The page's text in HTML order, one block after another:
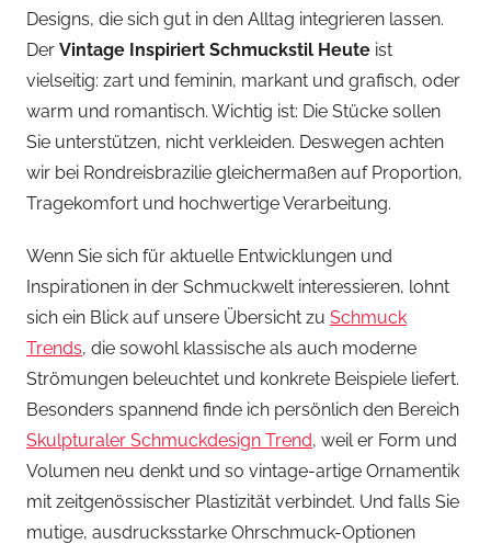
Designs, die sich gut in den Alltag integrieren lassen.
Der Vintage Inspiriert Schmuckstil Heute ist
vielseitig: zart und feminin, markant und grafisch, oder
warm und romantisch. Wichtig ist: Die Stücke sollen
Sie unterstützen, nicht verkleiden. Deswegen achten
wir bei Rondreisbrazilie gleichermaßen auf Proportion,
Tragekomfort und hochwertige Verarbeitung.
Wenn Sie sich für aktuelle Entwicklungen und
Inspirationen in der Schmuckwelt interessieren, lohnt
sich ein Blick auf unsere Übersicht zu Schmuck
Trends, die sowohl klassische als auch moderne
Strömungen beleuchtet und konkrete Beispiele liefert.
Besonders spannend finde ich persönlich den Bereich
Skulpturaler Schmuckdesign Trend, weil er Form und
Volumen neu denkt und so vintage-artige Ornamentik
mit zeitgenössischer Plastizität verbindet. Und falls Sie
mutige, ausdrucksstarke Ohrschmuck-Optionen